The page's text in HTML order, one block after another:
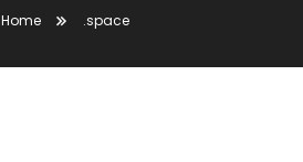
Home .space